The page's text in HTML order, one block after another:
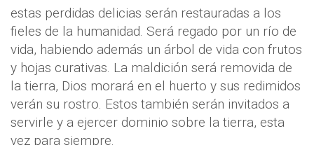
estas perdidas delicias serán restauradas a los
fieles de la humanidad. Será regado por un río de
vida, habiendo además un árbol de vida con frutos
y hojas curativas. La maldición será removida de
la tierra, Dios morará en el huerto y sus redimidos
verán su rostro. Estos también serán invitados a
servirle y a ejercer dominio sobre la tierra, esta
vez para siempre.